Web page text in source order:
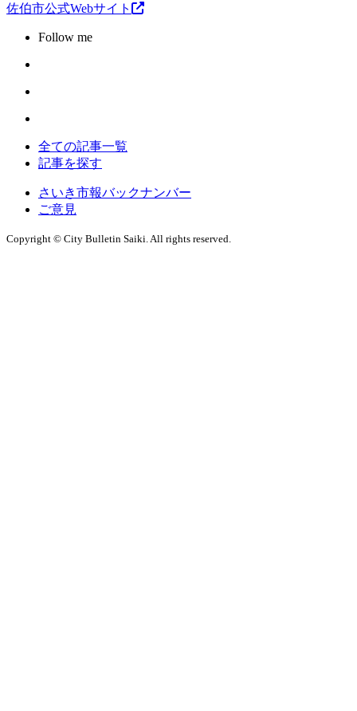
佐伯市公式Webサイト
Follow me
全ての記事一覧
記事を探す
さいき市報バックナンバー
ご意見
Copyright © City Bulletin Saiki. All rights reserved.